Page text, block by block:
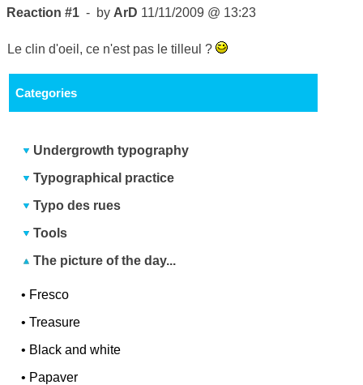
Reaction #1 - byArD 11/11/2009 @ 13:23
Le clin d'oeil, ce n'est pas le tilleul ?
Categories
Undergrowth typography
Typographical practice
Typo des rues
Tools
The picture of the day...
• Fresco
•Treasure
• Black and white
• Papaver